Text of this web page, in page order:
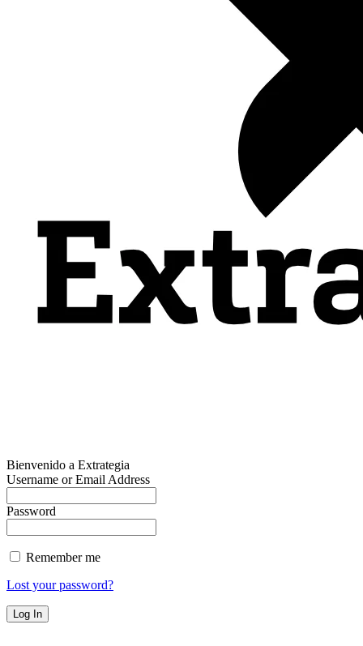
Bienvenido a Extrategia
Username or Email Address
Password
Remember me
Lost your password?